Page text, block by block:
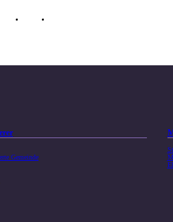
Über uns Aktuelles
Gemeinde